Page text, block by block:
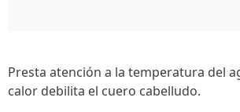
Presta atención a la temperatura del
calor debilita el cuero cabelludo.